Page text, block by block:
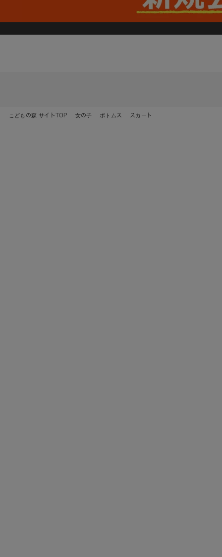
こどもの森 サイトTOP 女の子 ボトムス スカート